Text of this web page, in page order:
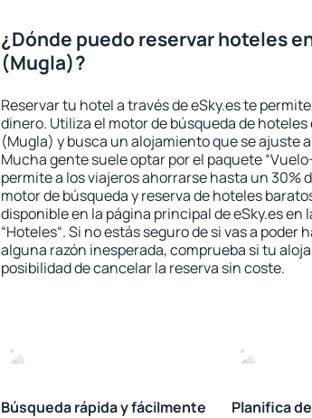
¿Dónde puedo reservar hoteles
(Mugla)?
Reservar tu hotel a través de eSky.es te
dinero. Utiliza el motor de búsqueda de hoteles
(Mugla) y busca un alojamiento que se ajuste
Mucha gente suele optar por el paquete
permite a los viajeros ahorrarse hasta un 30%
motor de búsqueda y reserva de hoteles
disponible en la página principal de eSky.es en
“Hoteles“. Si no estás seguro de si vas a poder
alguna razón inesperada, comprueba si tu
posibilidad de cancelar la reserva sin coste.
Búsqueda rápida y fácilmente Planifica